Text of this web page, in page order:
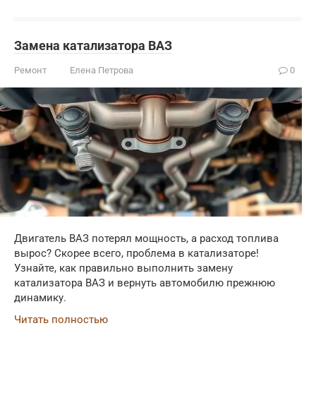
Замена катализатора ВАЗ
Ремонт Елена Петрова 0
Двигатель ВАЗ потерял мощность, а расход топлива
вырос? Скорее всего, проблема в катализаторе!
Узнайте, как правильно выполнить замену
катализатора ВАЗ и вернуть автомобилю прежнюю
динамику.
Читать полностью